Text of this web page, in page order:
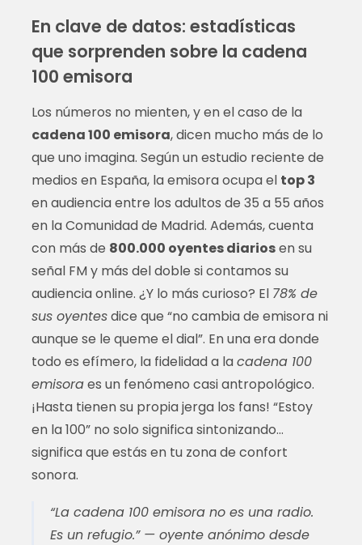
En clave de datos: estadísticas
que sorprenden sobre la cadena
100 emisora
Los números no mienten, y en el caso de la
cadena 100 emisora, dicen mucho más de lo
que uno imagina. Según un estudio reciente de
medios en España, la emisora ocupa el top 3
en audiencia entre los adultos de 35 a 55 años
en la Comunidad de Madrid. Además, cuenta
con más de 800.000 oyentes diariosen su
señal FM y más del doble si contamos su
audiencia online. ¿Y lo más curioso? El 78% de
sus oyentesdice que “no cambia de emisora ni
aunque se le queme el dial”. En una era donde
todo es efímero, la fidelidad a lacadena 100
emisoraes un fenómeno casi antropológico.
¡Hasta tienen su propia jerga los fans! “Estoy
en la 100” no solo significa sintonizando…
significa que estás en tu zona de confort
sonora.
“La cadena 100 emisora no es una radio.
Es un refugio.” — oyente anónimo desde